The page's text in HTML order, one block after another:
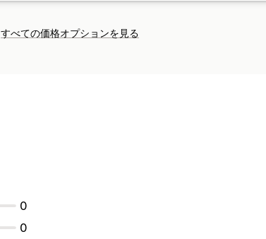
すべての価格オプションを見る
0
0